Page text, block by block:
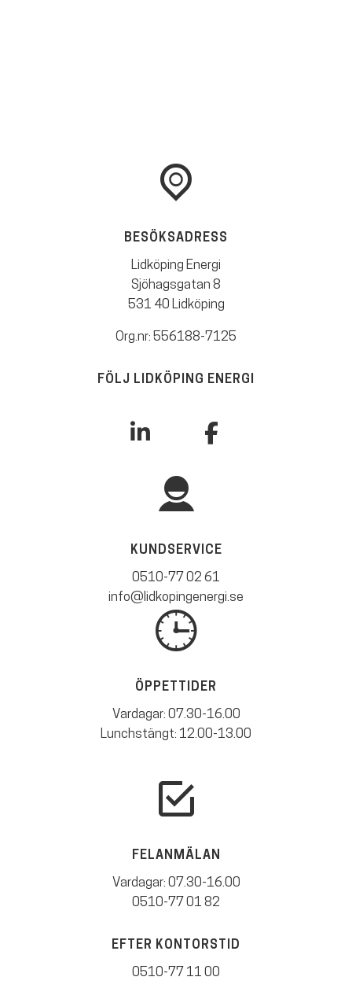
BESÖKSADRESS
Lidköping Energi
Sjöhagsgatan 8
531 40 Lidköping
Org.nr: 556188-7125
FÖLJ LIDKÖPING ENERGI
KUNDSERVICE
0510-77 02 61
info@lidkopingenergi.se
ÖPPETTIDER
Vardagar: 07.30-16.00
Lunchstängt: 12.00-13.00
FELANMÄLAN
Vardagar: 07.30-16.00
0510-77 01 82
EFTER KONTORSTID
0510-77 11 00